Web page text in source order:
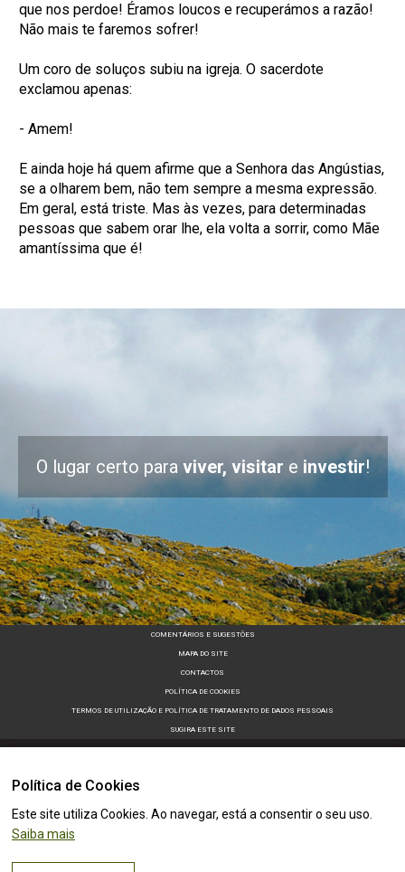
que nos perdoe! Éramos loucos e recuperámos a razão!
Não mais te faremos sofrer!
Um coro de soluços subiu na igreja. O sacerdote
exclamou apenas:
- Amem!
E ainda hoje há quem afirme que a Senhora das Angústias,
se a olharem bem, não tem sempre a mesma expressão.
Em geral, está triste. Mas às vezes, para determinadas
pessoas que sabem orar­ lhe, ela volta a sorrir, como Mãe
amantíssima que é!
Política de Cookies
Este site utiliza Cookies. Ao navegar, está a consentir o seu uso.
Saiba mais
O lugar certo para viver, visitar e investir!
COMENTÁRIOS E SUGESTÕES
MAPA DO SITE
CONTACTOS
POLÍTICA DE COOKIES
TERMOS DE UTILIZAÇÃO E POLÍTICA DE TRATAMENTO DE DADOS PESSOAIS
SUGIRA ESTE SITE